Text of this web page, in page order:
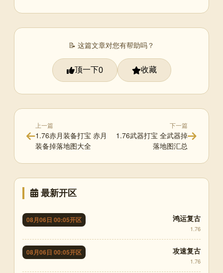
📝 这篇文章对您有帮助吗？
顶一下0 收藏
上一篇
1.76赤月装备打宝 赤月
装备掉落地图大全
下一篇
1.76武器打宝 全武器掉
落地图汇总
最新开区
08月06日 00:05开区 鸿运复古
1.76
08月06日 00:05开区 攻速复古
1.76